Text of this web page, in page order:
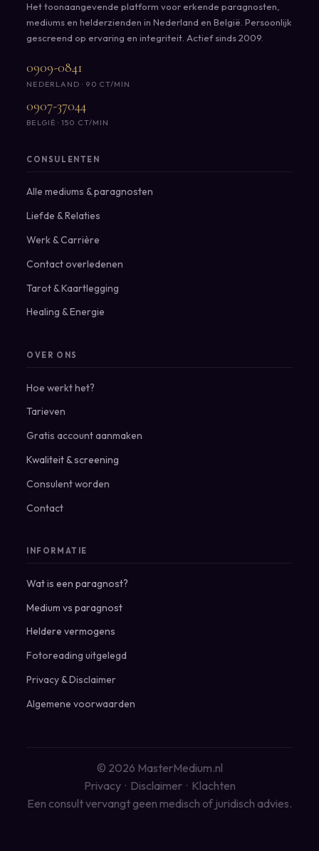
Het toonaangevende platform voor erkende paragnosten,
mediums en helderzienden in Nederland en België. Persoonlijk
gescreend op ervaring en integriteit. Actief sinds 2009.
0909-0841
NEDERLAND · 90 CT/MIN
0907-37044
BELGIË · 150 CT/MIN
CONSULENTEN
Alle mediums & paragnosten
Liefde & Relaties
Werk & Carrière
Contact overledenen
Tarot & Kaartlegging
Healing & Energie
OVER ONS
Hoe werkt het?
Tarieven
Gratis account aanmaken
Kwaliteit & screening
Consulent worden
Contact
INFORMATIE
Wat is een paragnost?
Medium vs paragnost
Heldere vermogens
Fotoreading uitgelegd
Privacy&Disclaimer
Algemene voorwaarden
© 2026 MasterMedium.nl
Privacy· Disclaimer· Klachten
Een consult vervangt geen medisch of juridisch advies.